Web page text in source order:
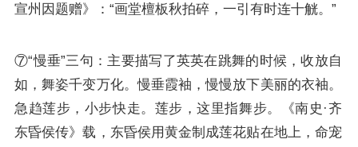
宣州因题赠》：“画堂檀板秋拍碎，一引有时连十觥。”
⑦“慢垂”三句：主要描写了英英在跳舞的时候，收放自
如，舞姿千变万化。慢垂霞袖，慢慢放下美丽的衣袖。
急趋莲步，小步快走。莲步，这里指舞步。《南史·齐
东昏侯传》载，东昏侯用黄金制成莲花贴在地上，命宠